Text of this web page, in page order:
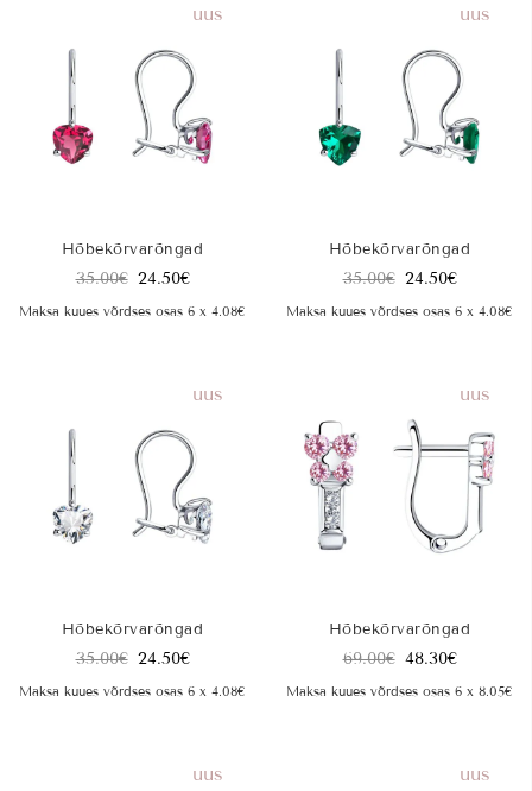
uus
Hõbekõrvarõngad
35.00€ 24.50€
Maksa kuues võrdses osas 6 x 4.08€
uus
Hõbekõrvarõngad
35.00€ 24.50€
Maksa kuues võrdses osas 6 x 4.08€
uus
Hõbekõrvarõngad
35.00€ 24.50€
Maksa kuues võrdses osas 6 x 4.08€
uus
Hõbekõrvarõngad
69.00€ 48.30€
Maksa kuues võrdses osas 6 x 8.05€
uus uus